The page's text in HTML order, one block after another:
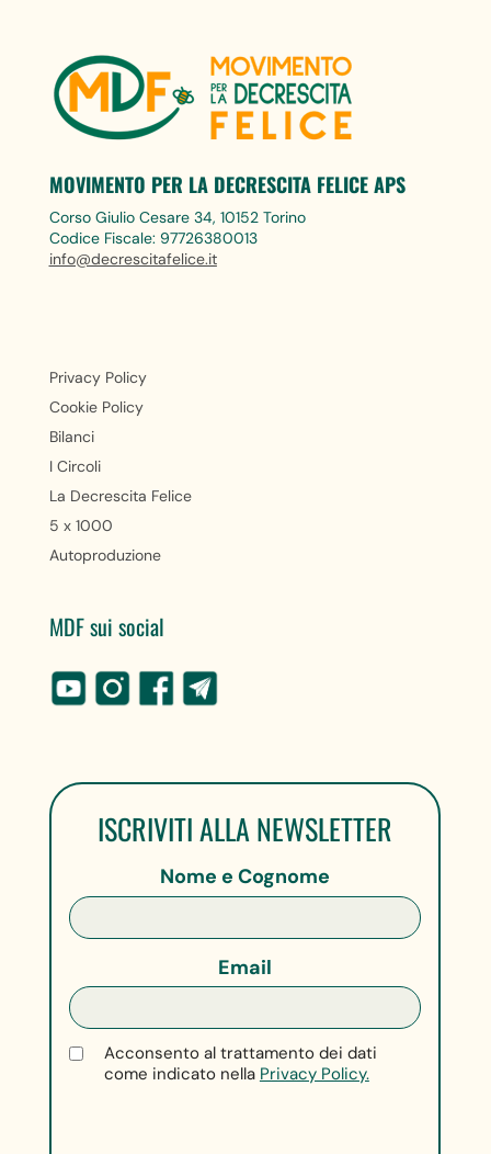
MOVIMENTO PER LA DECRESCITA FELICE APS
Corso Giulio Cesare 34, 10152 Torino
Codice Fiscale: 97726380013
info@decrescitafelice.it
Privacy Policy
Cookie Policy
Bilanci
I Circoli
La Decrescita Felice
5 x 1000
Autoproduzione
MDF sui social
ISCRIVITI ALLA NEWSLETTER
Nome e Cognome
Email
Acconsento al trattamento dei dati
come indicato nella Privacy Policy.